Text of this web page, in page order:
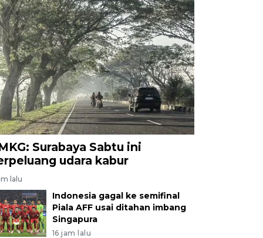
Surabaya Sabtu ini
udara kabur
lalu
Indonesia gagal ke semifinal
Piala AFF usai ditahan imbang
Singapura
16 jam lalu